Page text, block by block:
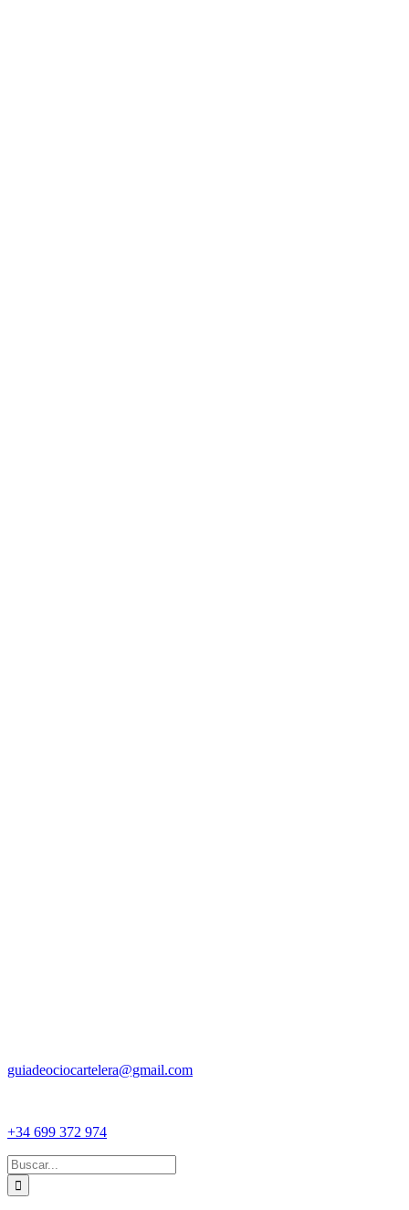
guiadeociocartelera@gmail.com
+34 699 372 974
Buscar: